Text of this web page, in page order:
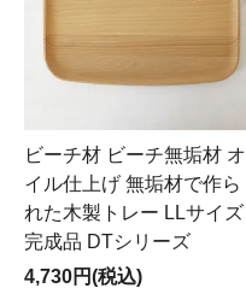
ビーチ材 ビーチ無垢材 オ
イル仕上げ 無垢材で作ら
れた木製トレー LLサイズ
完成品 DTシリーズ
4,730円(税込)